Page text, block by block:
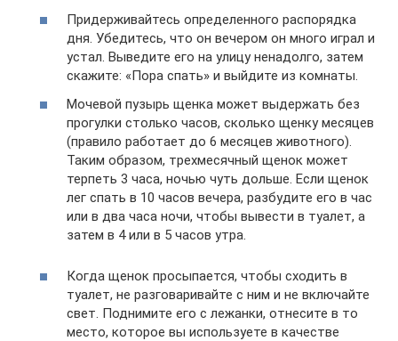
Придерживайтесь определенного распорядка
дня. Убедитесь, что он вечером он много играл и
устал. Выведите его на улицу ненадолго, затем
скажите: «Пора спать» и выйдите из комнаты.
Мочевой пузырь щенка может выдержать без
прогулки столько часов, сколько щенку месяцев
(правило работает до 6 месяцев животного).
Таким образом, трехмесячный щенок может
терпеть 3 часа, ночью чуть дольше. Если щенок
лег спать в 10 часов вечера, разбудите его в час
или в два часа ночи, чтобы вывести в туалет, а
затем в 4 или в 5 часов утра.
Когда щенок просыпается, чтобы сходить в
туалет, не разговаривайте с ним и не включайте
свет. Поднимите его с лежанки, отнесите в то
место, которое вы используете в качестве